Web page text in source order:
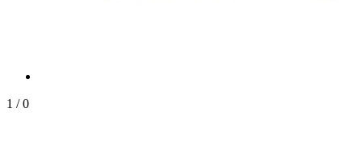
1 / 0